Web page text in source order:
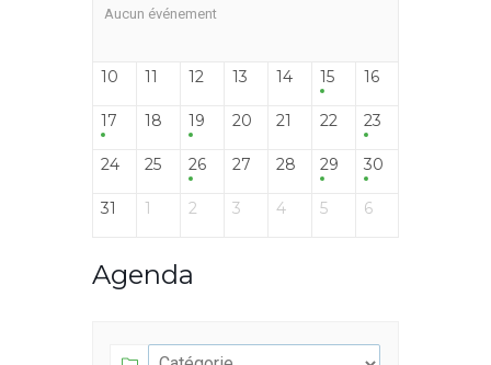
Aucun événement
10 11 12 13 14 15 16
17 18 19 20 21 22 23
24 25 26 27 28 29 30
31 1 2 3 4 5 6
Agenda